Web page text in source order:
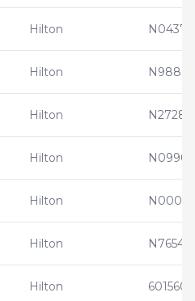
Hilton
Hilton
Hilton
Hilton
Hilton
Hilton
Hilton 601560